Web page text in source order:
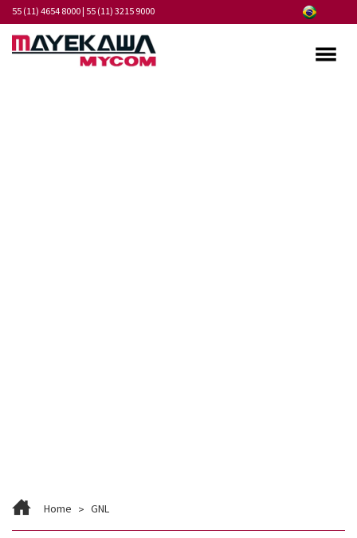
55 (11) 4654 8000| 55 (11) 3215 9000
Home GNL